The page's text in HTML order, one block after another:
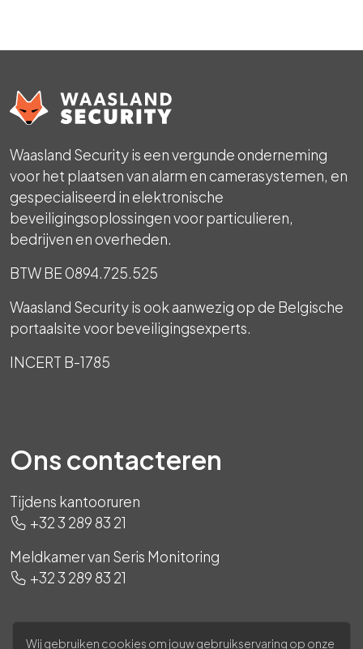
Waasland Security is een vergunde onderneming
voor het plaatsen van alarm en camerasystemen, en
gespecialiseerd in elektronische
beveiligingsoplossingen voor particulieren,
bedrijven en overheden.
BTW BE 0894.725.525
Waasland Security is ook aanwezig op de Belgische
portaalsite voor beveiligingsexperts.
INCERT B-1785
Ons contacteren
Tijdens kantooruren
+32 3 289 83 21
Meldkamer van Seris Monitoring
+32 3 289 83 21
Wij gebruiken cookies om jouw gebruikservaring op onze